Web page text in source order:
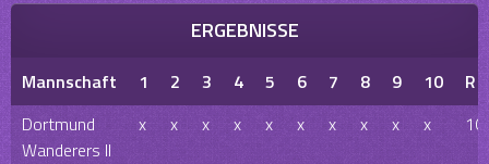
ERGEBNISSE
Mannschaft 1 2 3 4 5 6 7 8 9 10
R
Dortmund
Wanderers II
x x x x x x x x x x 10